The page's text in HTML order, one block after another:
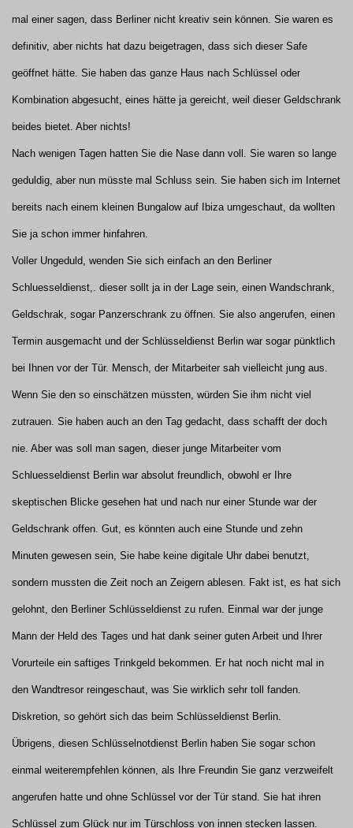
mal einer sagen, dass Berliner nicht kreativ sein können. Sie waren es
definitiv, aber nichts hat dazu beigetragen, dass sich dieser Safe
geöffnet hätte. Sie haben das ganze Haus nach Schlüssel oder
Kombination abgesucht, eines hätte ja gereicht, weil dieser Geldschrank
beides bietet. Aber nichts!
Nach wenigen Tagen hatten Sie die Nase dann voll. Sie waren so lange
geduldig, aber nun müsste mal Schluss sein. Sie haben sich im Internet
bereits nach einem kleinen Bungalow auf Ibiza umgeschaut, da wollten
Sie ja schon immer hinfahren.
Voller Ungeduld, wenden Sie sich einfach an den Berliner
Schluesseldienst,. dieser sollt ja in der Lage sein, einen Wandschrank,
Geldschrak, sogar Panzerschrank zu öffnen. Sie also angerufen, einen
Termin ausgemacht und der Schlüsseldienst Berlin war sogar pünktlich
bei Ihnen vor der Tür. Mensch, der Mitarbeiter sah vielleicht jung aus.
Wenn Sie den so einschätzen müssten, würden Sie ihm nicht viel
zutrauen. Sie haben auch an den Tag gedacht, dass schafft der doch
nie. Aber was soll man sagen, dieser junge Mitarbeiter vom
Schluesseldienst Berlin war absolut freundlich, obwohl er Ihre
skeptischen Blicke gesehen hat und nach nur einer Stunde war der
Geldschrank offen. Gut, es könnten auch eine Stunde und zehn
Minuten gewesen sein, Sie habe keine digitale Uhr dabei benutzt,
sondern mussten die Zeit noch an Zeigern ablesen. Fakt ist, es hat sich
gelohnt, den Berliner Schlüsseldienst zu rufen. Einmal war der junge
Mann der Held des Tages und hat dank seiner guten Arbeit und Ihrer
Vorurteile ein saftiges Trinkgeld bekommen. Er hat noch nicht mal in
den Wandtresor reingeschaut, was Sie wirklich sehr toll fanden.
Diskretion, so gehört sich das beim Schlüsseldienst Berlin.
Übrigens, diesen Schlüsselnotdienst Berlin haben Sie sogar schon
einmal weiterempfehlen können, als Ihre Freundin Sie ganz verzweifelt
angerufen hatte und ohne Schlüssel vor der Tür stand. Sie hat ihren
Schlüssel zum Glück nur im Türschloss von innen stecken lassen.